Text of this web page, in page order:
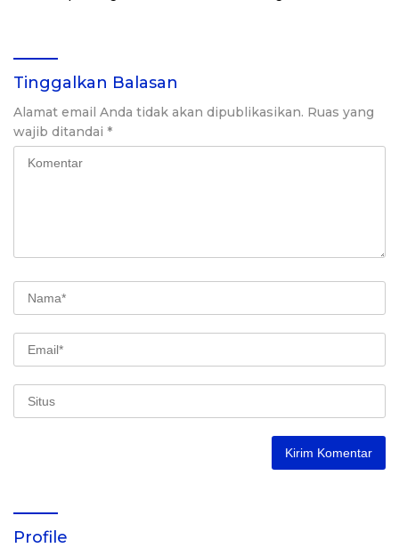
Tinggalkan Balasan
Alamat email Anda tidak akan dipublikasikan. Ruas yang
wajib ditandai *
Profile